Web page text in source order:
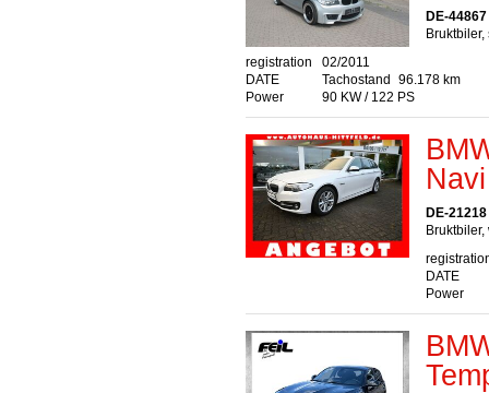
DE-
registration
DATE
02/2011
Tachostand
96.178 km
Power
90 KW / 122 PS
DE-
DATE
Power